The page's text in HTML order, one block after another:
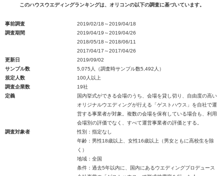
このハウスウエディングランキングは、オリコンの以下の調査に基づいています。
事前調査
2019/02/18～2019/04/18
調査期間
2019/04/19～2019/04/26
2018/05/18～2018/06/11
2017/04/17～2017/04/26
更新日
2019/09/02
サンプル数
5,075人（調査時サンプル数5,492人）
規定人数
100人以上
調査企業数
19社
定義
国内挙式ができる会場のうち、会場を貸し切り、自由度の高い
オリジナルウエディングが行える「ゲストハウス」を自社で運
営する事業者が対象。複数の会場を保有している場合も、利用
会場別の評価でなく、すべて運営事業者の評価とする。
調査対象者
性別：指定なし
年齢：男性18歳以上、女性16歳以上（男女ともに高校生を除
く）
地域：全国
条件：過去5年以内に、国内にあるウエディングプロデュース